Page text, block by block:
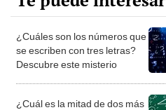
¿Cuáles son los números que
se escriben con tres letras?
Descubre este misterio
¿Cuál es la mitad de dos más